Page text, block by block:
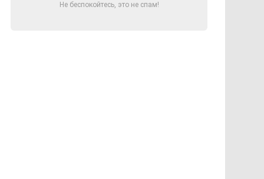
Не беспокойтесь, это не спам!